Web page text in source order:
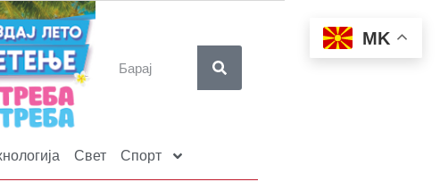
Свет Спорт
MK